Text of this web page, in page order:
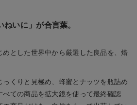
ねいに」が合言葉。
とした世界中から厳選した良品を、焙
っくりと見極め、蜂蜜とナッツを瓶詰め
べての商品を拡大鏡を使って最終確認